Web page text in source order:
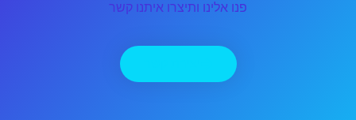
פנו אלינו ותיצרו איתנו קשר